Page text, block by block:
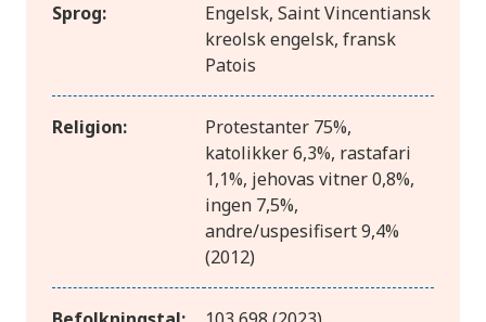
Sprog:
Engelsk, Saint Vincentiansk
kreolsk engelsk, fransk
Patois
Religion:
Protestanter 75%,
katolikker 6,3%, rastafari
1,1%, jehovas vitner 0,8%,
ingen 7,5%,
andre/uspesifisert 9,4%
(2012)